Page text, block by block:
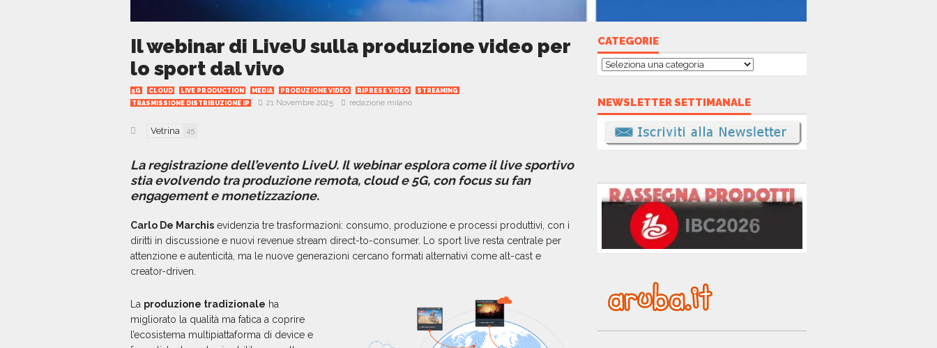
Il webinar di LiveU sulla produzione video per
lo sport dal vivo
5G CLOUD LIVE PRODUCTION MEDIA PRODUZIONE VIDEO RIPRESE VIDEO
STREAMING
TRASMISSIONE DISTRIBUZIONE IP
21 Novembre 2025 redazione milano
Vetrina 45
La registrazione dell’evento LiveU. Il webinar esplora come il live sportivo
stia evolvendo tra produzione remota, cloud e 5G, con focus su fan
engagement e monetizzazione.
Carlo De Marchis evidenzia tre trasformazioni: consumo, produzione e processi produttivi, con i
diritti in discussione e nuovi revenue stream direct-to-consumer. Lo sport live resta centrale per
attenzione e autenticità, ma le nuove generazioni cercano formati alternativi come alt-cast e
creator-driven.
La produzione tradizionale ha
migliorato la qualità ma fatica a coprire
l’ecosistema multipiattaforma di device e
CATEGORIE
Categorie
NEWSLETTER SETTIMANALE